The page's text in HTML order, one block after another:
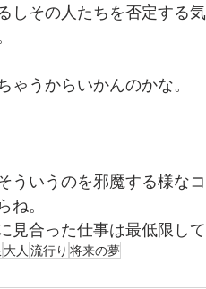
その人たちを否定する気
うからいかんのかな。
ういうのを邪魔する様な
。
合った仕事は最低限して
大人 流行り 将来の夢